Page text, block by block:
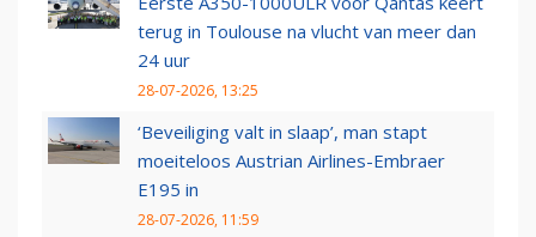
terug in Toulouse na vlucht van meer dan
24 uur
28-07-2026, 13:25
‘Beveiliging valt in slaap’, man stapt
moeiteloos Austrian Airlines-Embraer
E195 in
28-07-2026, 11:59